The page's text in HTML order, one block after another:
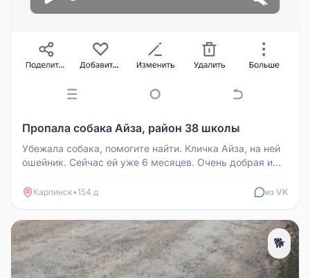
Пропала собака Айза, район 38 школы
Убежала собака, помогите найти. Кличка Айза, на ней
ошейник. Сейчас ей уже 6 месяцев. Очень добрая и
Карпинск•154 д из VK
🐕